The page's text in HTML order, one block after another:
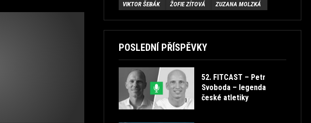
VIKTOR ŠEBÁK
ŽOFIE ZÍTOVÁ ZUZANA MOLZKÁ
POSLEDNÍ PŘÍSPĚVKY
52. FITCAST – Petr
Svoboda – legenda
české atletiky